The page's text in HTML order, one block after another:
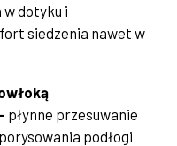
dotyku i
siedzenia nawet w
płynne przesuwanie
podłogi